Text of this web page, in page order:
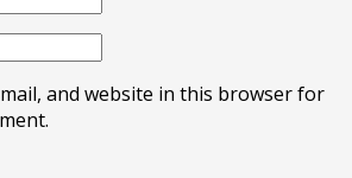
and website in this browser for